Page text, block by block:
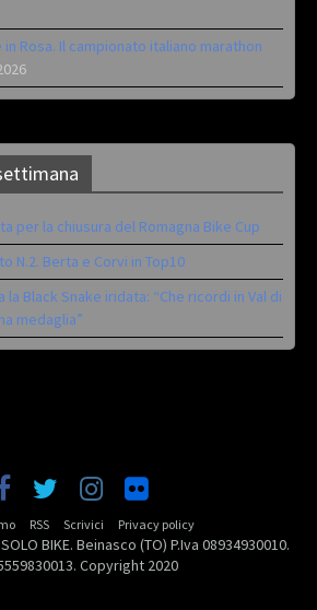
in Rosa. Il campionato italiano marathon
per la chiusura del Romagna Bike Cup
N.2. Berta e Corvi in Top10
la Black Snake iridata: “Che ricordi in Val di
medaglia”
RSS Scrivici Privacy policy
BIKE. Beinasco (TO) P.Iva 08934930010.
Copyright 2020